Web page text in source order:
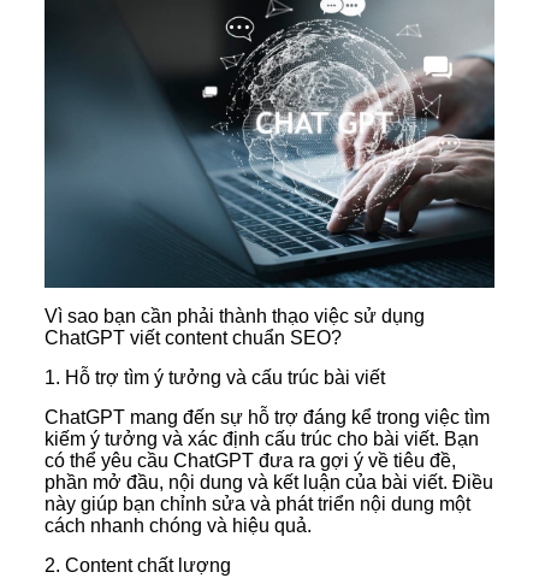
Vì sao bạn cần phải thành thạo việc sử dụng
ChatGPT viết content chuẩn SEO?
1. Hỗ trợ tìm ý tưởng và cấu trúc bài viết
ChatGPT mang đến sự hỗ trợ đáng kể trong việc tìm
kiếm ý tưởng và xác định cấu trúc cho bài viết. Bạn
có thể yêu cầu ChatGPT đưa ra gợi ý về tiêu đề,
phần mở đầu, nội dung và kết luận của bài viết. Điều
này giúp bạn chỉnh sửa và phát triển nội dung một
cách nhanh chóng và hiệu quả.
2. Content chất lượng